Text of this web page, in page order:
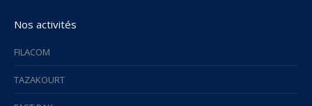
Nos activités
FILACOM
TAZAKOURT